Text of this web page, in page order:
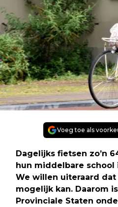
Voeg toe als
Dagelijks fietsen zo’n
hun middelbare school
We willen uiteraard
mogelijk kan. Daarom
Provinciale Staten